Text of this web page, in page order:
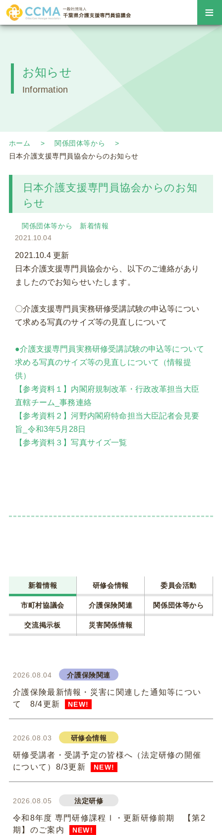
≡
お知らせ
Information
ホーム
関係団体等から
日本介護支援専門員協会からのお知らせ
日本介護支援専門員協会からのお知
らせ
関係団体等から
新着情報
2021.10.04
2021.10.4 更新
日本介護支援専門員協会から、以下のご連絡があり
ましたのでお知らせいたします。
〇介護支援専門員実務研修受講試験の申込等につい
て求める写真のサイズ等の見直しについて
●介護支援専門員実務研修受講試験の申込等について
求める写真のサイズ等の見直しについて（情報提
供）
【参考資料１】内閣府規制改革・行政改革担当大臣
直轄チーム_事務連絡
【参考資料２】河野内閣府特命担当大臣記者会見要
旨_令和3年5月28日
【参考資料３】写真サイズ一覧
新着情報 研修会情報 委員会活動
市町村協議会 介護保険関連 関係団体等から
交流掲示板 災害関係情報
2026.08.04 介護保険関連
介護保険最新情報・災害に関連した通知等につい
て 8/4更新
NEW!
2026.08.03 研修会情報
研修受講者・受講予定の皆様へ（法定研修の開催
について）8/3更新
NEW!
2026.08.05 法定研修
令和8年度 専門研修課程Ⅰ・更新研修前期 【第2
期】のご案内
NEW!